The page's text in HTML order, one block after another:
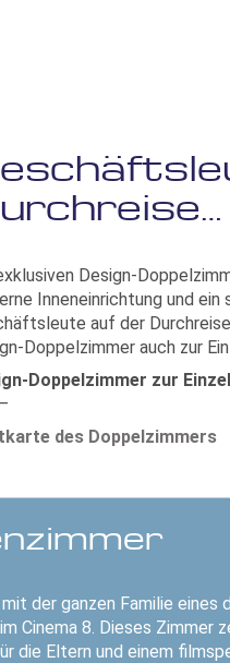
Design-
Inneneinrichtung und
auf der
Doppelzimmer auch zur
Doppelzimmer zur
des Doppelzimmers
der ganzen Familie eines
Cinema 8. Dieses Zimmer
die Eltern und einem